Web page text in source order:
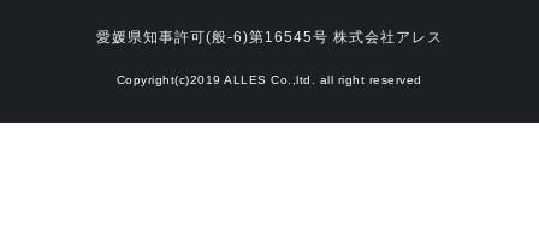
愛媛県知事許可(般-6)第16545号 株式会社アレス
Copyright(c)2019 ALLES Co.,ltd. all right reserved